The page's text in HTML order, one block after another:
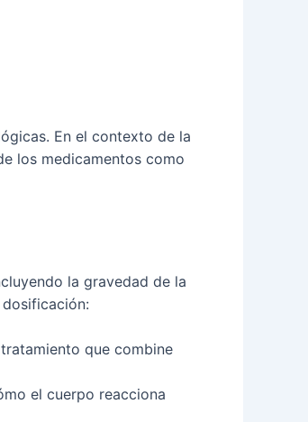
En el contexto de la
los medicamentos como
la gravedad de la
que combine
el cuerpo reacciona